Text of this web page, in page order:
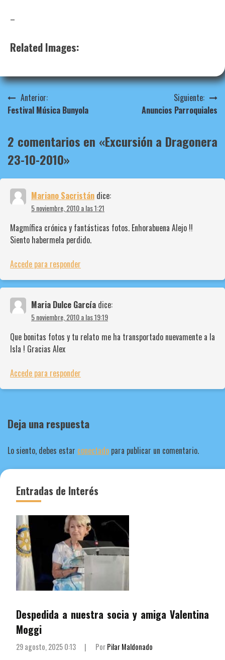
–
Related Images:
Navegación
de
entradas
Anterior:
Festival Música Bunyola
Siguiente:
Anuncios Parroquiales
2 comentarios en «Excursión a Dragonera
23-10-2010»
Mariano Sacristán dice:
5 noviembre, 2010 a las 1:21
Magmífica crónica y fantásticas fotos. Enhorabuena Alejo !!
Siento habermela perdido.
Accede para responder
Maria Dulce García dice:
5 noviembre, 2010 a las 19:19
Que bonitas fotos y tu relato me ha transportado nuevamente a la
Isla ! Gracias Alex
Accede para responder
Deja una respuesta
Lo siento, debes estar conectado para publicar un comentario.
Entradas de Interés
Despedida a nuestra socia y amiga Valentina
Moggi
29 agosto, 2025 0:13 | PorPilar Maldonado